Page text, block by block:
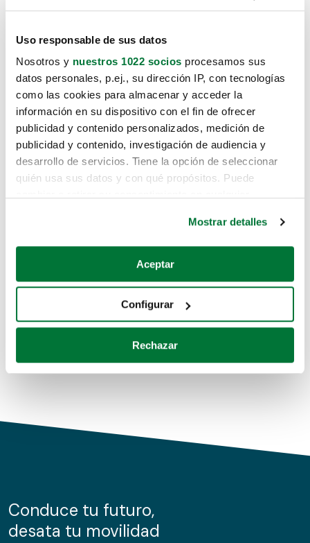
Uso responsable de sus datos
Nosotros y nuestros 1022 socios procesamos sus
datos personales, p.ej., su dirección IP, con tecnologías
como las cookies para almacenar y acceder la
información en su dispositivo con el fin de ofrecer
publicidad y contenido personalizados, medición de
publicidad y contenido, investigación de audiencia y
desarrollo de servicios. Tiene la opción de seleccionar
quién usa sus datos y con qué propósitos. Puede
Si lo permite, también quisiéramos:
Recopilar información sobre su ubicación geográfica
Identificar su dispositivo analizándolo activamente
para buscar características específicas (huellas
Obtenga más información sobre cómo se procesan sus
de cookies.
información sobre el uso que haga del sitio web con
nuestros partners de redes sociales, publicidad y análisis
Mostrar detalles
Aceptar
Configurar
Rechazar
Lo sentimos, no sabemos como
te hemos traido hasta aquí.
Pero puedes encontrar el coche que estás
buscando en alguno de estos enlaces:
Coches de segunda mano
Coches de km0
Conduce tu futuro,
desata tu movilidad